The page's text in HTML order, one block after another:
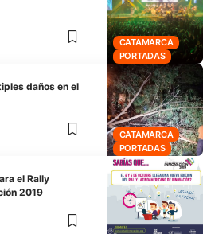
CATAMARCA
PORTADAS
CATAMARCA
PORTADAS
daños en el
el Rally
2019